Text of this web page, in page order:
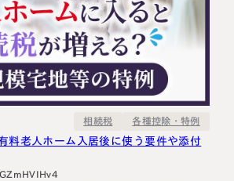
丁目28 埼玉県さいたま市大宮区桜木町一丁目
195番地1
大宮ソラミチKOZ4階
Access
相続税 各種控除・特例
料老人ホーム入居後に使う要件や添付